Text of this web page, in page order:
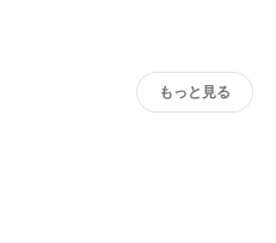
もっと見る